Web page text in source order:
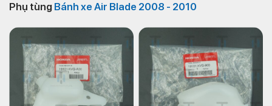
Phụ tùng Bánh xe Air Blade 2008 - 2010